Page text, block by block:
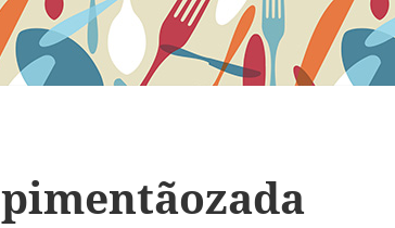
pimentãozada